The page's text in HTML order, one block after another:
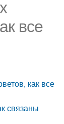
все
как все
связаны